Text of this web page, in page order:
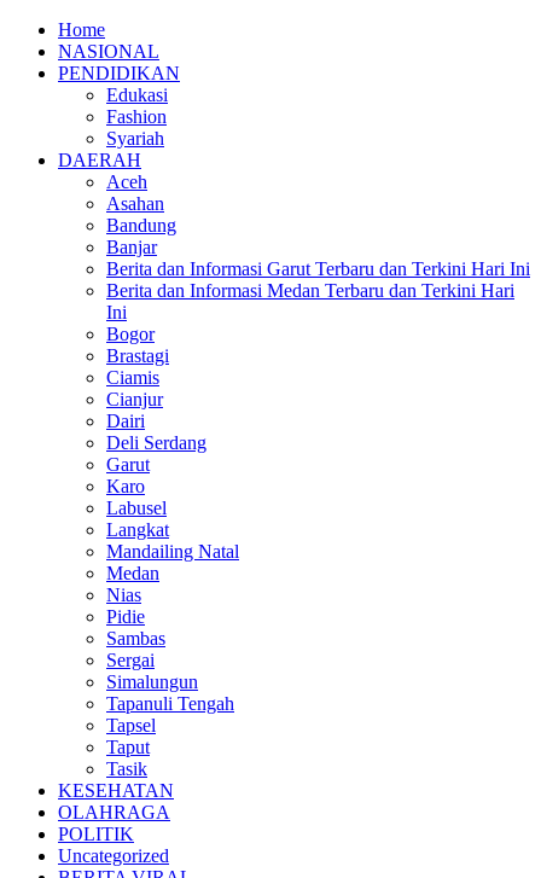
Home
NASIONAL
PENDIDIKAN
Edukasi
Fashion
Syariah
DAERAH
Aceh
Asahan
Bandung
Banjar
Berita dan Informasi Garut Terbaru dan Terkini Hari Ini
Berita dan Informasi Medan Terbaru dan Terkini Hari
Ini
Bogor
Brastagi
Ciamis
Cianjur
Dairi
Deli Serdang
Garut
Karo
Labusel
Langkat
Mandailing Natal
Medan
Nias
Pidie
Sambas
Sergai
Simalungun
Tapanuli Tengah
Tapsel
Taput
Tasik
KESEHATAN
OLAHRAGA
POLITIK
Uncategorized